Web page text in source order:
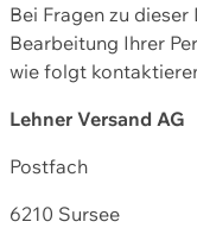
Bei Fragen zu
Bearbeitung Ihrer
wie folgt
Lehner Versand AG
Postfach
6210 Sursee